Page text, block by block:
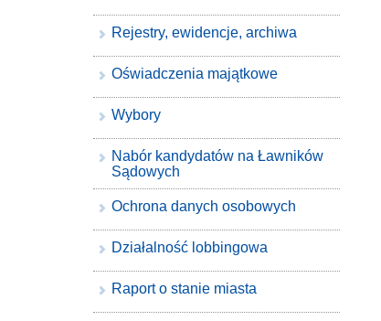
Rejestry, ewidencje, archiwa
Oświadczenia majątkowe
Wybory
Nabór kandydatów na Ławników
Sądowych
Ochrona danych osobowych
Działalność lobbingowa
Raport o stanie miasta